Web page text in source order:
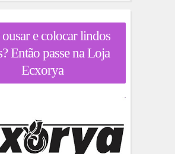
e colocar lindos
Então passe na Loja
Ecxorya